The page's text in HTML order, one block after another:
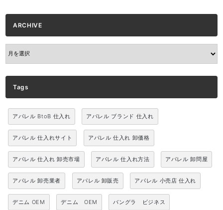
ARCHIVE
ARCHIVE
Tags
アパレル BtoB 仕入れ アパレル ブランド 仕入れ
アパレル 仕入れサイト アパレル 仕入れ 卸価格
アパレル 仕入れ 卸売市場 アパレル 仕入れ方法 アパレル 卸問屋
アパレル 卸売業者 アパレル 卸販売 アパレル 小売店 仕入れ
デニム OEM デニム OEM バングラ ビジネス